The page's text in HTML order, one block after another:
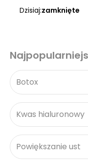
Dzisiaj:zamknięte
Botox
Kwas hialuronowy
Powiększanie ust